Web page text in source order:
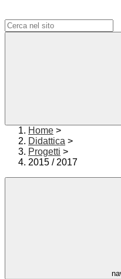
Home >
Didattica >
Progetti >
2015 / 2017